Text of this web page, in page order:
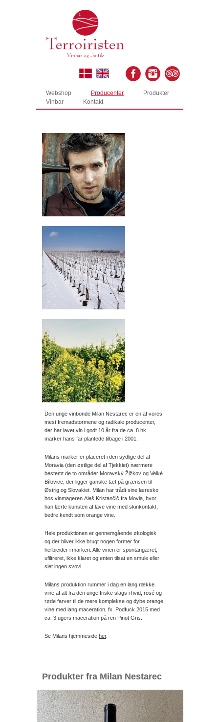
Webshop Producenter
Produkter
Vinbar
Kontakt
Den unge vinbonde Milan Nestarec er en af vores
mest fremadstormene og radikale producenter,
der har lavet vin i godt 10 år fra de ca. 8 hk
marker hans far plantede tilbage i 2001.
Milans marker er placeret i den sydlige del af
Moravia (den østlige del af Tjekkiet) nærmere
bestemt de to områder Moravský Žižkov og Velké
Bílovice, der ligger ganske tæt på grænsen til
Østrig og Slovakiet. Milan har trådt sine læresko
hos vinmageren Aleš Kristančič fra Movia, hvor
han lærte kunsten af lave vine med skinkontakt,
bedre kendt som orange vine.
Hele produktionen er gennemgående økologisk
og der bliver ikke brugt nogen former for
herbicider i marken. Alle vinen er spontangæret,
ufiltreret, ikke klaret og enten tilsat en smule eller
slet ingen svovl.
Milans produktion rummer i dag en lang række
vine af alt fra den unge friske slags i hvid, rosé og
røde farver til de mere komplekse og dybe orange
vine med lang maceration, fx. Podfuck 2015 med
ca. 3 ugers maceration på ren Pinot Gris.
Se Milans hjemmeside her.
Produkter fra Milan Nestarec